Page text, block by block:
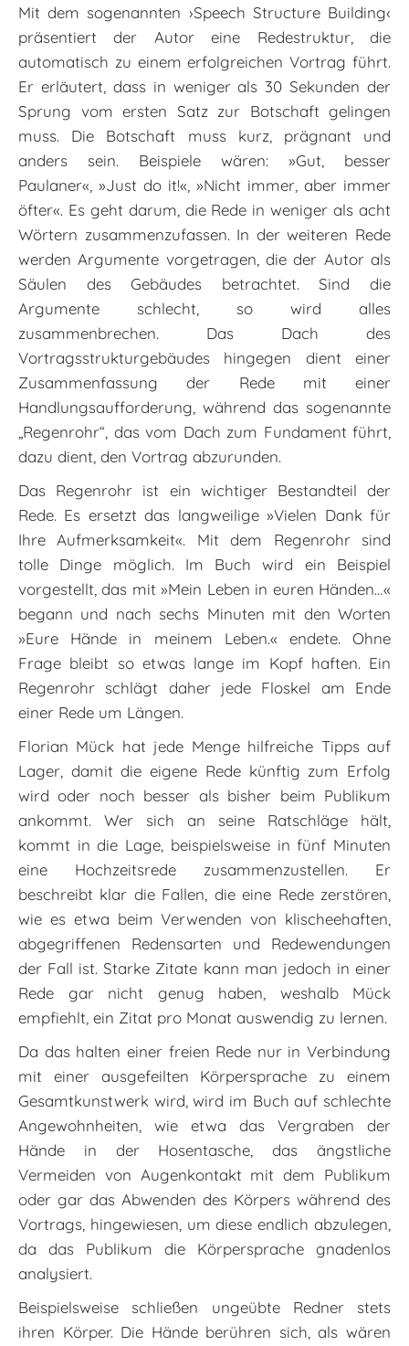
Mit dem sogenannten ›Speech Structure Building‹
präsentiert der Autor eine Redestruktur, die
automatisch zu einem erfolgreichen Vortrag führt.
Er erläutert, dass in weniger als 30 Sekunden der
Sprung vom ersten Satz zur Botschaft gelingen
muss. Die Botschaft muss kurz, prägnant und
anders sein. Beispiele wären: »Gut, besser
Paulaner«, »Just do it!«, »Nicht immer, aber immer
öfter«. Es geht darum, die Rede in weniger als acht
Wörtern zusammenzufassen. In der weiteren Rede
werden Argumente vorgetragen, die der Autor als
Säulen des Gebäudes betrachtet. Sind die
Argumente schlecht, so wird alles
zusammenbrechen. Das Dach des
Vortragsstrukturgebäudes hingegen dient einer
Zusammenfassung der Rede mit einer
Handlungsaufforderung, während das sogenannte
„Regenrohr“, das vom Dach zum Fundament führt,
dazu dient, den Vortrag abzurunden.
Das Regenrohr ist ein wichtiger Bestandteil der
Rede. Es ersetzt das langweilige »Vielen Dank für
Ihre Aufmerksamkeit«. Mit dem Regenrohr sind
tolle Dinge möglich. Im Buch wird ein Beispiel
vorgestellt, das mit »Mein Leben in euren Händen…«
begann und nach sechs Minuten mit den Worten
»Eure Hände in meinem Leben.« endete. Ohne
Frage bleibt so etwas lange im Kopf haften. Ein
Regenrohr schlägt daher jede Floskel am Ende
einer Rede um Längen.
Florian Mück hat jede Menge hilfreiche Tipps auf
Lager, damit die eigene Rede künftig zum Erfolg
wird oder noch besser als bisher beim Publikum
ankommt. Wer sich an seine Ratschläge hält,
kommt in die Lage, beispielsweise in fünf Minuten
eine Hochzeitsrede zusammenzustellen. Er
beschreibt klar die Fallen, die eine Rede zerstören,
wie es etwa beim Verwenden von klischeehaften,
abgegriffenen Redensarten und Redewendungen
der Fall ist. Starke Zitate kann man jedoch in einer
Rede gar nicht genug haben, weshalb Mück
empfiehlt, ein Zitat pro Monat auswendig zu lernen.
Da das halten einer freien Rede nur in Verbindung
mit einer ausgefeilten Körpersprache zu einem
Gesamtkunstwerk wird, wird im Buch auf schlechte
Angewohnheiten, wie etwa das Vergraben der
Hände in der Hosentasche, das ängstliche
Vermeiden von Augenkontakt mit dem Publikum
oder gar das Abwenden des Körpers während des
Vortrags, hingewiesen, um diese endlich abzulegen,
da das Publikum die Körpersprache gnadenlos
analysiert.
Beispielsweise schließen ungeübte Redner stets
ihren Körper. Die Hände berühren sich, als wären